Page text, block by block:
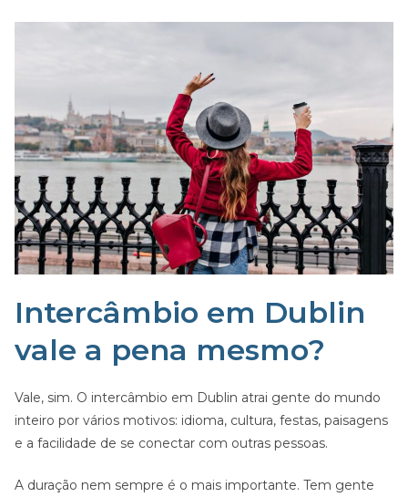
Intercâmbio em Dublin
vale a pena mesmo?
Vale, sim. O intercâmbio em Dublin atrai gente do mundo
inteiro por vários motivos: idioma, cultura, festas, paisagens
e a facilidade de se conectar com outras pessoas.
A duração nem sempre é o mais importante. Tem gente